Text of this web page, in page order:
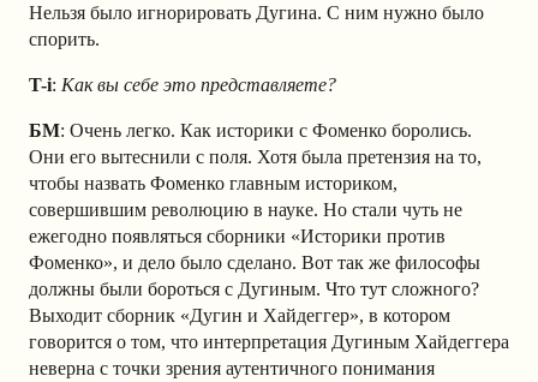
Нельзя было игнорировать Дугина. С ним нужно было
спорить.
T-i: Как вы себе это представляете?
БМ: Очень легко. Как историки с Фоменко боролись.
Они его вытеснили с поля. Хотя была претензия на то,
чтобы назвать Фоменко главным историком,
совершившим революцию в науке. Но стали чуть не
ежегодно появляться сборники «Историки против
Фоменко», и дело было сделано. Вот так же философы
должны были бороться с Дугиным. Что тут сложного?
Выходит сборник «Дугин и Хайдеггер», в котором
говорится о том, что интерпретация Дугиным Хайдеггера
неверна с точки зрения аутентичного понимания